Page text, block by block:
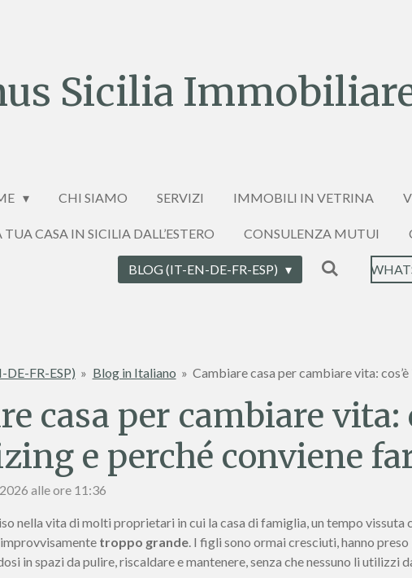
Sicilia
CHI SIAMO SERVIZI IMMOBILI IN VETRINA
CASA IN SICILIA DALL’ESTERO CONSULENZA MUTUI
BLOG (IT-EN-DE-FR-ESP)
FR-ESP) » Blog in Italiano » Cambiare casa per cambiare vita:
casa per cambiare vita:
e perché conviene
alle ore 11:36
nella vita di molti proprietari in cui la casa di famiglia, un tempo vissuta
troppo grande. I figli sono ormai cresciuti, hanno
in spazi da pulire, riscaldare e mantenere, senza che nessuno li utilizzi